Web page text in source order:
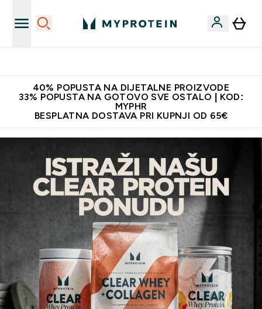
40% POPUSTA NA DIJETALNE PROIZVODE
33% POPUSTA NA GOTOVO SVE OSTALO | KOD:
MYPHR
BESPLATNA DOSTAVA PRI KUPNJI OD 65€